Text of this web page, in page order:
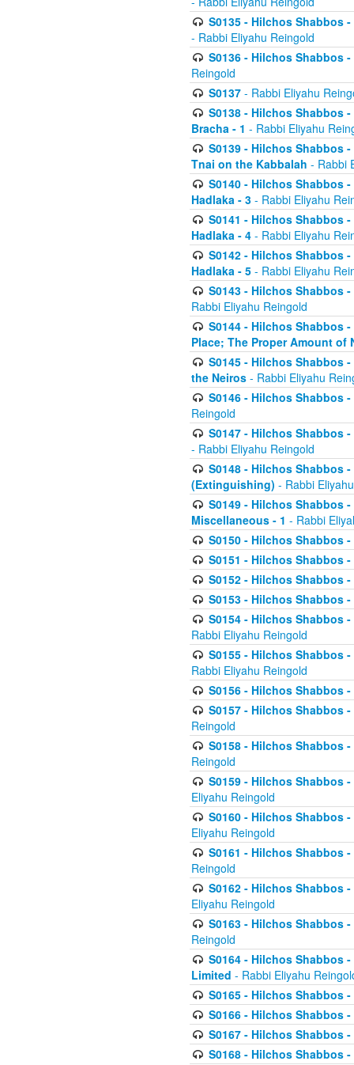
S0135 - Hilchos Shabbos
- Rabbi Eliyahu Reingold
S0136 - Hilchos Shabbos
Reingold
S0137- Rabbi Eliyahu
S0138 - Hilchos Shabbos
Bracha - 1 - Rabbi Eliyahu
S0139 - Hilchos Shabbos
Tnai on the Kabbalah - Rabbi
S0140 - Hilchos Shabbos
Hadlaka - 3 - Rabbi Eliyahu
S0141 - Hilchos Shabbos
Hadlaka - 4 - Rabbi Eliyahu
S0142 - Hilchos Shabbos
Hadlaka - 5 - Rabbi Eliyahu
S0143 - Hilchos Shabbos
Rabbi Eliyahu Reingold
S0144 - Hilchos Shabbos
Place; The Proper Amount of
S0145 - Hilchos Shabbos
the Neiros - Rabbi Eliyahu
S0146 - Hilchos Shabbos
Reingold
S0147 - Hilchos Shabbos
- Rabbi Eliyahu Reingold
S0148 - Hilchos Shabbos
(Extinguishing) - Rabbi
S0149 - Hilchos Shabbos
Miscellaneous - 1 - Rabbi
S0150 - Hilchos Shabbos
S0151 - Hilchos Shabbos
S0152 - Hilchos Shabbos
S0153 - Hilchos Shabbos
S0154 - Hilchos Shabbos
Rabbi Eliyahu Reingold
S0155 - Hilchos Shabbos
Rabbi Eliyahu Reingold
S0156 - Hilchos Shabbos
S0157 - Hilchos Shabbos
Reingold
S0158 - Hilchos Shabbos
Reingold
S0159 - Hilchos Shabbos
Eliyahu Reingold
S0160 - Hilchos Shabbos
Eliyahu Reingold
S0161 - Hilchos Shabbos
Reingold
S0162 - Hilchos Shabbos
Eliyahu Reingold
S0163 - Hilchos Shabbos
Reingold
S0164 - Hilchos Shabbos
Limited - Rabbi Eliyahu
S0165 - Hilchos Shabbos
S0166 - Hilchos Shabbos
S0167 - Hilchos Shabbos
S0168 - Hilchos Shabbos